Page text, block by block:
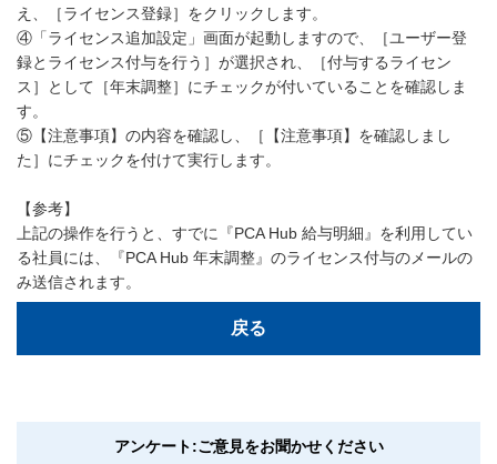
え、［ライセンス登録］をクリックします。
④「ライセンス追加設定」画面が起動しますので、［ユーザー登
録とライセンス付与を行う］が選択され、［付与するライセン
ス］として［年末調整］にチェックが付いていることを確認しま
す。
⑤【注意事項】の内容を確認し、［【注意事項】を確認しまし
た］にチェックを付けて実行します。
【参考】
上記の操作を行うと、すでに『PCA Hub 給与明細』を利用してい
る社員には、『PCA Hub 年末調整』のライセンス付与のメールの
み送信されます。
戻る
アンケート:ご意見をお聞かせください